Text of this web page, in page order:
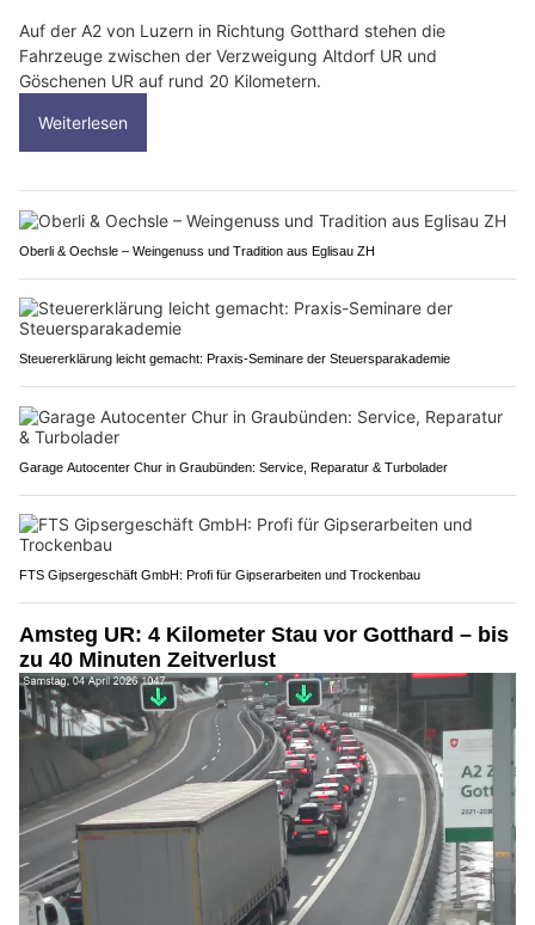
Auf der A2 von Luzern in Richtung Gotthard stehen die
Fahrzeuge zwischen der Verzweigung Altdorf UR und
Göschenen UR auf rund 20 Kilometern.
Weiterlesen
Oberli & Oechsle – Weingenuss und Tradition aus Eglisau ZH
Steuererklärung leicht gemacht: Praxis-Seminare der Steuersparakademie
Garage Autocenter Chur in Graubünden: Service, Reparatur & Turbolader
FTS Gipsergeschäft GmbH: Profi für Gipserarbeiten und Trockenbau
Amsteg UR: 4 Kilometer Stau vor Gotthard – bis
zu 40 Minuten Zeitverlust